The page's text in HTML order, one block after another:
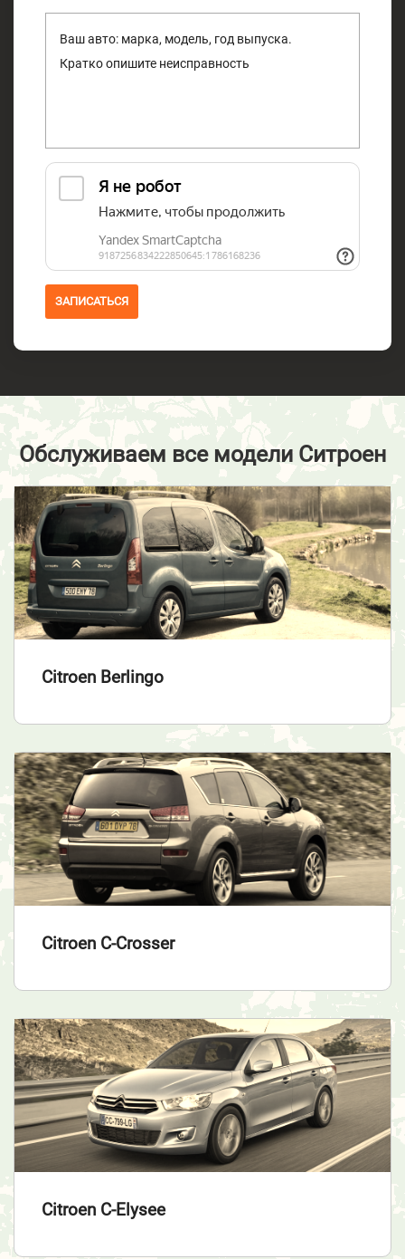
ЗАПИСАТЬСЯ
Обслуживаем все модели Ситроен
Citroen Berlingo
Citroen C-Crosser
Citroen C-Elysee